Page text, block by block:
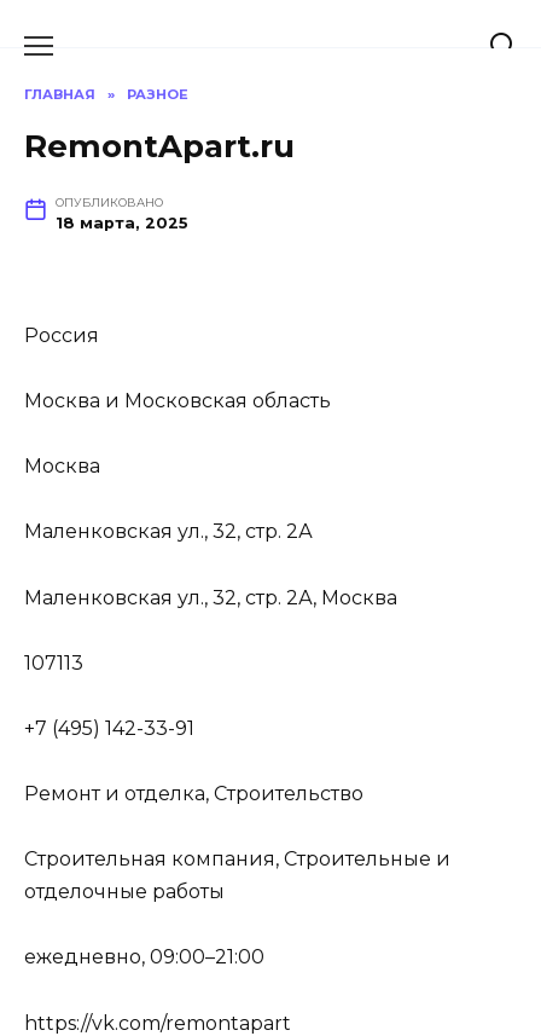
ГЛАВНАЯ » РАЗНОЕ
RemontApart.ru
ОПУБЛИКОВАНО
18 марта, 2025
Россия
Москва и Московская область
Москва
Маленковская ул., 32, стр. 2А
Маленковская ул., 32, стр. 2А, Москва
107113
+7 (495) 142-33-91
Ремонт и отделка, Строительство
Строительная компания, Строительные и
отделочные работы
ежедневно, 09:00–21:00
https://vk.com/remontapart